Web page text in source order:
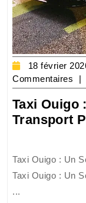
18 février
Commentaires
Taxi Ouigo
Transport
Taxi Ouigo : Un
Taxi Ouigo : Un
...